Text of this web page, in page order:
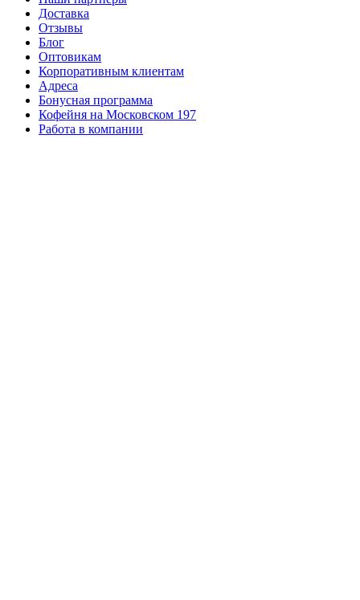
Доставка
Отзывы
Блог
Оптовикам
Корпоративным клиентам
Адреса
Бонусная программа
Кофейня на Московском 197
Работа в компании